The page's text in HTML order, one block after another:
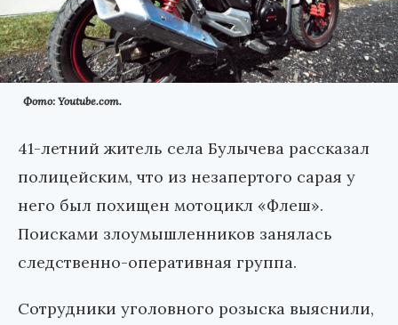
Фото: Youtube.com.
41-летний житель села Булычева рассказал
полицейским, что из незапертого сарая у
него был похищен мотоцикл «Флеш».
Поисками злоумышленников занялась
следственно-оперативная группа.
Сотрудники уголовного розыска выяснили,